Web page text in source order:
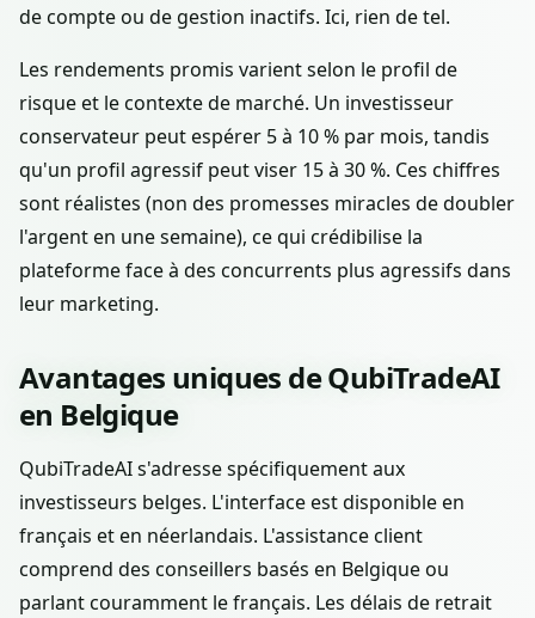
de compte ou de gestion inactifs. Ici, rien de tel.
Les rendements promis varient selon le profil de
risque et le contexte de marché. Un investisseur
conservateur peut espérer 5 à 10 % par mois, tandis
qu'un profil agressif peut viser 15 à 30 %. Ces chiffres
sont réalistes (non des promesses miracles de doubler
l'argent en une semaine), ce qui crédibilise la
plateforme face à des concurrents plus agressifs dans
leur marketing.
Avantages uniques de QubiTradeAI
en Belgique
QubiTradeAI s'adresse spécifiquement aux
investisseurs belges. L'interface est disponible en
français et en néerlandais. L'assistance client
comprend des conseillers basés en Belgique ou
parlant couramment le français. Les délais de retrait